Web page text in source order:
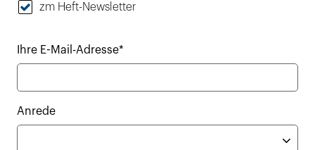
zm Heft-Newsletter
Ihre E-Mail-Adresse*
Anrede